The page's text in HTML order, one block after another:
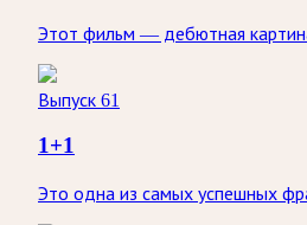
Этот фильм — дебютная
Выпуск 61
1+1
Это одна из самых успешных